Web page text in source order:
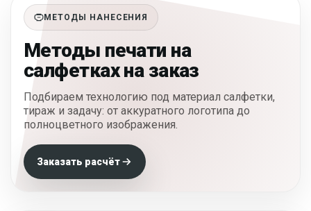
МЕТОДЫ НАНЕСЕНИЯ
Методы печати на
салфетках на заказ
Подбираем технологию под материал салфетки,
тираж и задачу: от аккуратного логотипа до
полноцветного изображения.
Заказать расчёт